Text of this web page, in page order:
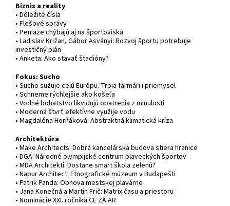
Biznis a reality
• Dôležité čísla
• Flešové správy
• Peniaze chýbajú aj na športoviská
• Ladislav Križan, Gábor Asványi: Rozvoj športu potrebuje
investičný plán
• Anketa: Ako stavať štadióny?
Fokus: Sucho
• Sucho sužuje celú Európu. Trpia farmári i priemysel
• Schneme rýchlejšie ako košeľa
• Vodné bohatstvo likvidujú opatrenia z minulosti
• Moderná štvrť efektívne využije vodu
• Magdaléna Horňáková: Abstraktná klimatická kríza
Architektúra
• Make Architects: Dobrá kancelárska budova stiera hranice
• DGA: Národné olympijské centrum plaveckých športov
• MDA Architekti: Dostane smart škola zelenú?
• Napur Architect: Etnografické múzeum v Budapešti
• Patrik Panda: Obnova mestskej plavárne
• Jana Konečná a Martin Frič: Matrix času a priestoru
• Nominácie XXI. ročníka CE ZA AR